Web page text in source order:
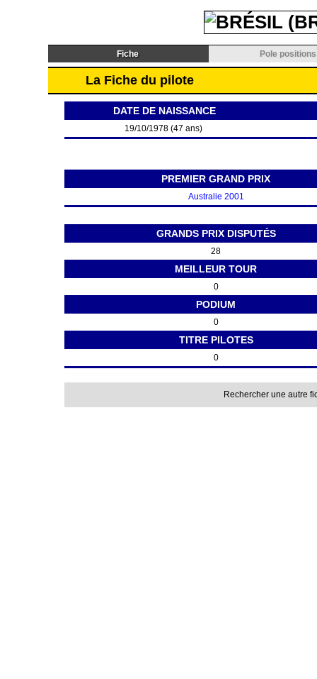
Fiche Pole positions
La Fiche du pilote
DATE DE NAISSANCE
19/10/1978 (47 ans)
PREMIER GRAND PRIX
Australie 2001
GRANDS PRIX DISPUTÉS
28
MEILLEUR TOUR
0
PODIUM
0
TITRE PILOTES
0
Rechercher une autre